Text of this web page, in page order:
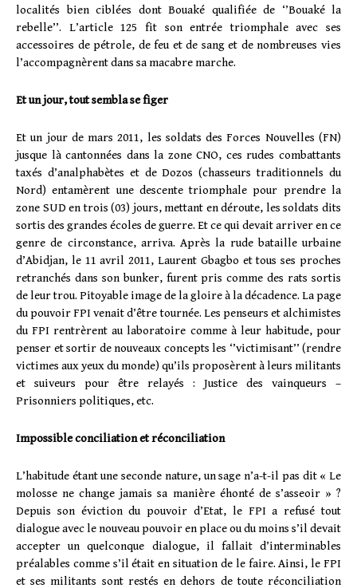
localités bien ciblées dont Bouaké qualifiée de ‘’Bouaké la
rebelle’’. L’article 125 fit son entrée triomphale avec ses
accessoires de pétrole, de feu et de sang et de nombreuses vies
l’accompagnèrent dans sa macabre marche.
Et un jour, tout sembla se figer
Et un jour de mars 2011, les soldats des Forces Nouvelles (FN)
jusque là cantonnées dans la zone CNO, ces rudes combattants
taxés d’analphabètes et de Dozos (chasseurs traditionnels du
Nord) entamèrent une descente triomphale pour prendre la
zone SUD en trois (03) jours, mettant en déroute, les soldats dits
sortis des grandes écoles de guerre. Et ce qui devait arriver en ce
genre de circonstance, arriva. Après la rude bataille urbaine
d’Abidjan, le 11 avril 2011, Laurent Gbagbo et tous ses proches
retranchés dans son bunker, furent pris comme des rats sortis
de leur trou. Pitoyable image de la gloire à la décadence. La page
du pouvoir FPI venait d’être tournée. Les penseurs et alchimistes
du FPI rentrèrent au laboratoire comme à leur habitude, pour
penser et sortir de nouveaux concepts les ‘’victimisant’’ (rendre
victimes aux yeux du monde) qu’ils proposèrent à leurs militants
et suiveurs pour être relayés : Justice des vainqueurs –
Prisonniers politiques, etc.
Impossible conciliation et réconciliation
L’habitude étant une seconde nature, un sage n’a-t-il pas dit « Le
molosse ne change jamais sa manière éhonté de s’asseoir » ?
Depuis son éviction du pouvoir d’Etat, le FPI a refusé tout
dialogue avec le nouveau pouvoir en place ou du moins s’il devait
accepter un quelconque dialogue, il fallait d’interminables
préalables comme s’il était en situation de le faire. Ainsi, le FPI
et ses militants sont restés en dehors de toute réconciliation